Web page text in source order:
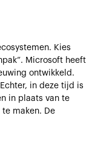
Kies
Microsoft heeft
ontwikkeld.
in deze tijd is
in plaats van te
maken. De